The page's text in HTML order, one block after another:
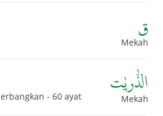
ق
Mekah
- 60 ayat
الذّٰريٰت
Mekah